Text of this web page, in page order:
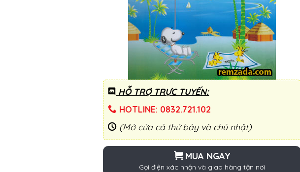
HỖ TRỢ TRỰC TUYẾN:
HOTLINE: 0832.721.102
(Mở cửa cả thứ bảy và chủ nhật)
MUA NGAY
Gọi điện xác nhận và giao hàng tận nơi